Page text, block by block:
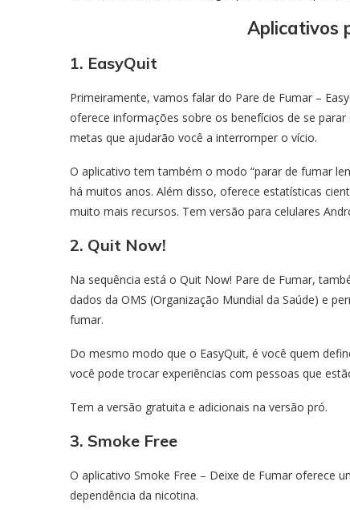
Aplicativos
1. EasyQuit
Primeiramente, vamos falar do Pare de Fumar –
oferece informações sobre os benefícios de se
metas que ajudarão você a interromper o vício.
O aplicativo tem também o modo “parar de fumar
há muitos anos. Além disso, oferece estatísticas
muito mais recursos. Tem versão para celulares
2. Quit Now!
Na sequência está o Quit Now! Pare de Fumar,
dados da OMS (Organização Mundial da Saúde) e
fumar.
Do mesmo modo que o EasyQuit, é você quem
você pode trocar experiências com pessoas que
Tem a versão gratuita e adicionais na versão pró.
3. Smoke Free
O aplicativo Smoke Free – Deixe de Fumar oferece
dependência da nicotina.